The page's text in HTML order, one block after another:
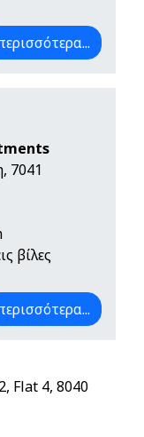
7041
βίλες
Flat 4, 8040